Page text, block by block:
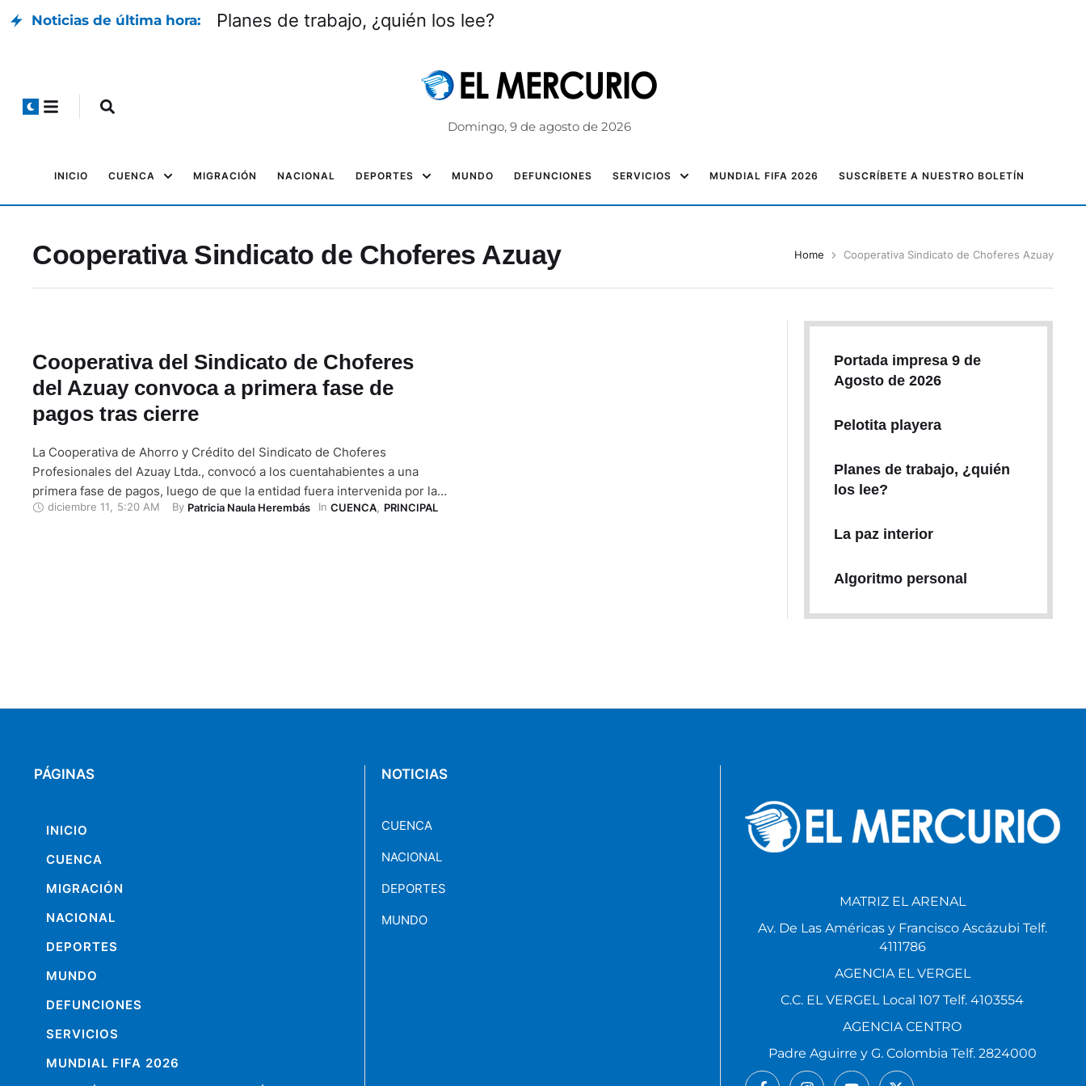
Noticias de última hora: Planes de trabajo, ¿quién los lee?
Domingo, 9 de agosto de 2026
INICIO CUENCA MIGRACIÓN NACIONAL DEPORTES MUNDO DEFUNCIONES SERVICIOS MUNDIAL FIFA 2026 SUSCRÍBETE A NUESTRO BOLETÍN
Cooperativa Sindicato de Choferes Azuay Home Cooperativa Sindicato de Choferes Azuay
Cooperativa del Sindicato de Choferes
del Azuay convoca a primera fase de
pagos tras cierre
La Cooperativa de Ahorro y Crédito del Sindicato de Choferes
Profesionales del Azuay Ltda., convocó a los cuentahabientes a una
primera fase de pagos, luego de que la entidad fuera intervenida por la
Superintendencia de la Economía Popular y Solidaria (SEPS) y entrara
diciembre 11 5:20 AM By Patricia Naula Herembás In CUENCA, PRINCIPAL
Portada impresa 9 de
Agosto de 2026
Pelotita playera
Planes de trabajo, ¿quién
los lee?
La paz interior
Algoritmo personal
PÁGINAS
INICIO
CUENCA
MIGRACIÓN
NACIONAL
DEPORTES
MUNDO
DEFUNCIONES
SERVICIOS
MUNDIAL FIFA 2026
NOTICIAS
CUENCA
NACIONAL
DEPORTES
MUNDO
MATRIZ EL ARENAL
Av. De Las Américas y Francisco Ascázubi Telf.
4111786
AGENCIA EL VERGEL
C.C. EL VERGEL Local 107 Telf. 4103554
AGENCIA CENTRO
Padre Aguirre y G. Colombia Telf. 2824000